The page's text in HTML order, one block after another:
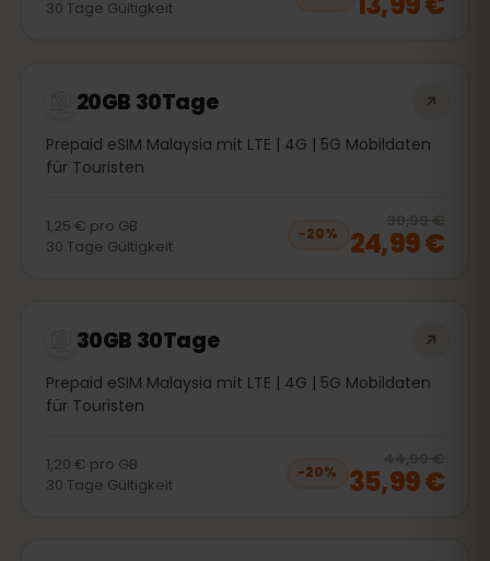
30 Tage Gültigkeit
20GB 30Tage
Prepaid eSIM Malaysia mit LTE | 4G | 5G Mobildaten
für Touristen
1,25 € pro GB
30 Tage Gültigkeit
−20%
30,99 €
24,99 €
30GB 30Tage
Prepaid eSIM Malaysia mit LTE | 4G | 5G Mobildaten
für Touristen
1,20 € pro GB
30 Tage Gültigkeit
−20%
44,99 €
35,99 €